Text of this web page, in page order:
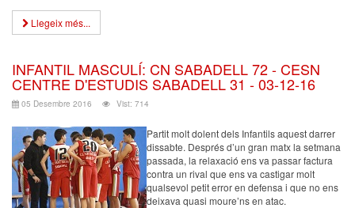
Llegeix més...
INFANTIL MASCULÍ: CN SABADELL 72 - CESN
CENTRE D'ESTUDIS SABADELL 31 - 03-12-16
05 Desembre 2016 Vist: 714
Partit molt dolent dels Infantils aquest darrer
dissabte. Després d’un gran matx la setmana
passada, la relaxació ens va passar factura
contra un rival que ens va castigar molt
qualsevol petit error en defensa i que no ens
deixava quasi moure’ns en atac.